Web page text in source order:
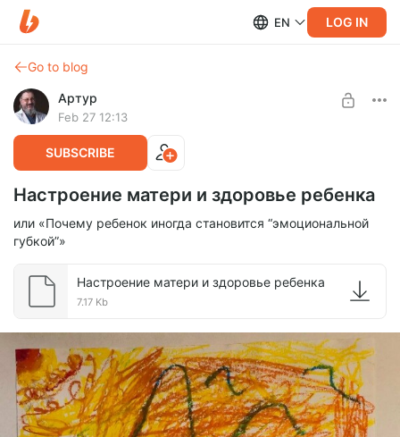
EN LOG IN
Go to blog
Артур
Feb 27 12:13
SUBSCRIBE
Настроение матери и здоровье ребенка
или «Почему ребенок иногда становится “эмоциональной
губкой”»
Настроение матери и здоровье ребенка
7.17 Kb